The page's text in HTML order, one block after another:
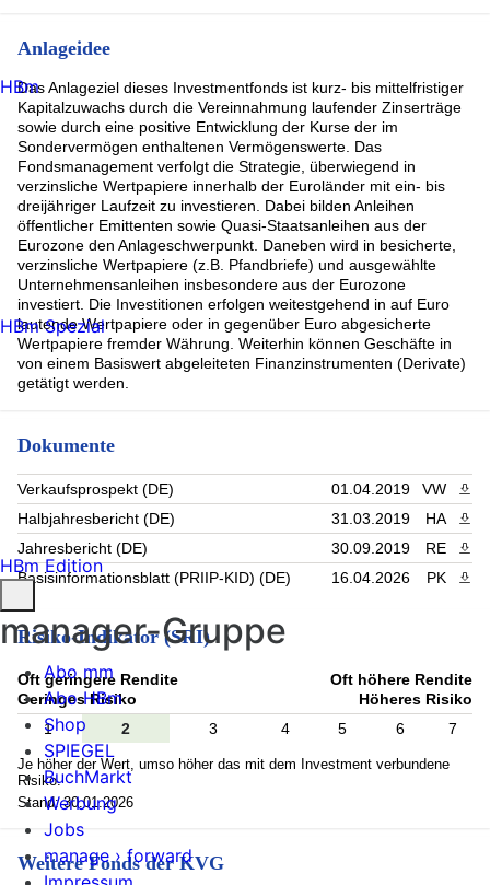
Anlageidee
Das Anlageziel dieses Investmentfonds ist kurz- bis mittelfristiger
Kapitalzuwachs durch die Vereinnahmung laufender Zinserträge
sowie durch eine positive Entwicklung der Kurse der im
Sondervermögen enthaltenen Vermögenswerte. Das
Fondsmanagement verfolgt die Strategie, überwiegend in
verzinsliche Wertpapiere innerhalb der Euroländer mit ein- bis
dreijähriger Laufzeit zu investieren. Dabei bilden Anleihen
öffentlicher Emittenten sowie Quasi-Staatsanleihen aus der
Eurozone den Anlageschwerpunkt. Daneben wird in besicherte,
verzinsliche Wertpapiere (z.B. Pfandbriefe) und ausgewählte
Unternehmensanleihen insbesondere aus der Eurozone
investiert. Die Investitionen erfolgen weitestgehend in auf Euro
lautende Wertpapiere oder in gegenüber Euro abgesicherte
Wertpapiere fremder Währung. Weiterhin können Geschäfte in
von einem Basiswert abgeleiteten Finanzinstrumenten (Derivate)
getätigt werden.
Dokumente
Verkaufsprospekt (DE) 01.04.2019 VW
Halbjahresbericht (DE)
31.03.2019 HA
Jahresbericht (DE)
30.09.2019 RE
Basisinformationsblatt (PRIIP-KID) (DE)
16.04.2026 PK
Risiko-Indikator (SRI)
Oft geringere Rendite
Geringes Risiko
Oft höhere Rendite
Höheres Risiko
1
2 3 4 5 6 7
Je höher der Wert, umso höher das mit dem Investment verbundene
Risiko.
Stand: 30.01.2026
Weitere Fonds der KVG
HBm
HBm Spezial
HBm Edition
manager-Gruppe
Abo mm
Abo HBm
Shop
SPIEGEL
BuchMarkt
Werbung
Jobs
manage › forward